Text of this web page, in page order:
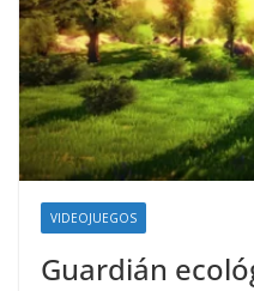
VIDEOJUEGOS
Guardián